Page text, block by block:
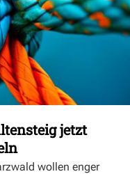
jetzt
wollen enger